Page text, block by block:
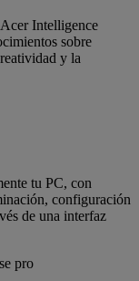
Intelligence
sobre
y la
tu PC, con
configuración
de una interfaz